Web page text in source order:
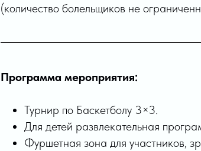
(количество болельщиков не
Программа мероприятия:
Турнир по Баскетболу 3×3.
Для детей развлекательная
Фуршетная зона для участников,